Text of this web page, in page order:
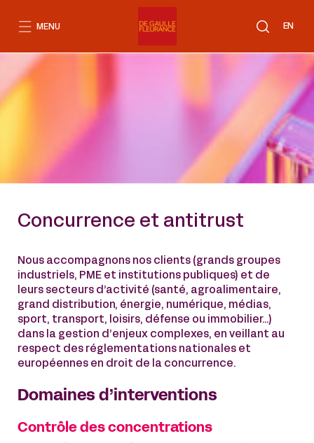
EN
MENU
Concurrence et antitrust
Nous accompagnons nos clients (grands groupes
industriels, PME et institutions publiques) et de
leurs secteurs d’activité (santé, agroalimentaire,
grand distribution, énergie, numérique, médias,
sport, transport, loisirs, défense ou immobilier…)
dans la gestion d’enjeux complexes, en veillant au
respect des réglementations nationales et
européennes en droit de la concurrence.
Domaines d’interventions
Contrôle des concentrations